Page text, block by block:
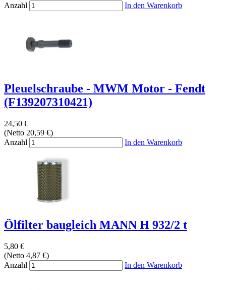
Anzahl In den Warenkorb
Pleuelschraube - MWM Motor - Fendt
(F139207310421)
24,50 €
(Netto 20,59 €)
Anzahl
In den Warenkorb
Ölfilter baugleich MANN H 932/2 t
5,80 €
(Netto 4,87 €)
Anzahl
In den Warenkorb